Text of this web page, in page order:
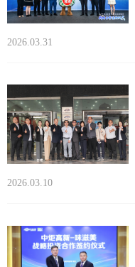
2026.03.31
2026.03.10